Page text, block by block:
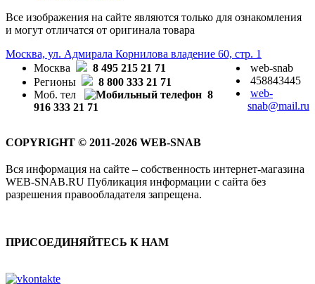
Все изображения на сайте являются только для ознакомления
и могут отличатся от оригинала товара
Москва, ул. Адмирала Корнилова владение 60, стр. 1
Москва
8 495 215 21 71
Регионы
8 800 333 21 71
Моб. тел
8
916 333 21 71
web-snab
458843445
web-
snab@mail.ru
COPYRIGHT © 2011-2026 WEB-SNAB
Вся информация на сайте – собственность интернет-магазина
WEB-SNAB.RU Публикация информации с сайта без
разрешения правообладателя запрещена.
ПРИСОЕДИНЯЙТЕСЬ К НАМ